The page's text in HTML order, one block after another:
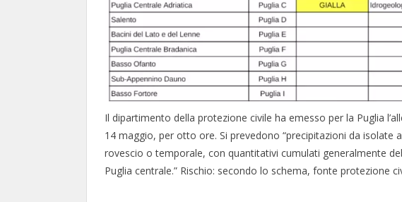
Il dipartimento della protezione civile ha emesso per la Puglia
14 maggio, per otto ore. Si prevedono “precipitazioni da isolate
rovescio o temporale, con quantitativi cumulati generalmente
Puglia centrale.” Rischio: secondo lo schema, fonte protezione